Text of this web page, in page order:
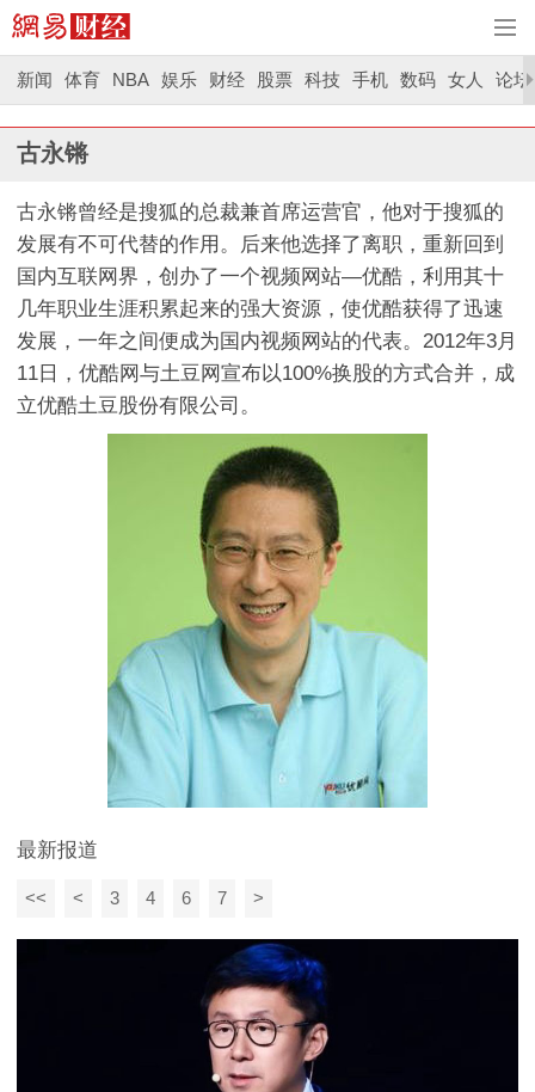
新闻 体育 NBA 娱乐 财经 股票 科技 手机 数码 女人 论坛
古永锵
古永锵曾经是搜狐的总裁兼首席运营官，他对于搜狐的
发展有不可代替的作用。后来他选择了离职，重新回到
国内互联网界，创办了一个视频网站—优酷，利用其十
几年职业生涯积累起来的强大资源，使优酷获得了迅速
发展，一年之间便成为国内视频网站的代表。2012年3月
11日，优酷网与土豆网宣布以100%换股的方式合并，成
立优酷土豆股份有限公司。
最新报道
<< < 3 4 6 7 >